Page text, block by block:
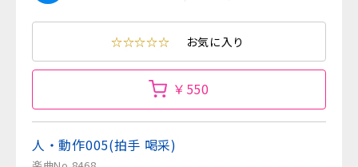
☆☆☆☆☆ お気に入り
￥550
人・動作005(拍手 喝采)